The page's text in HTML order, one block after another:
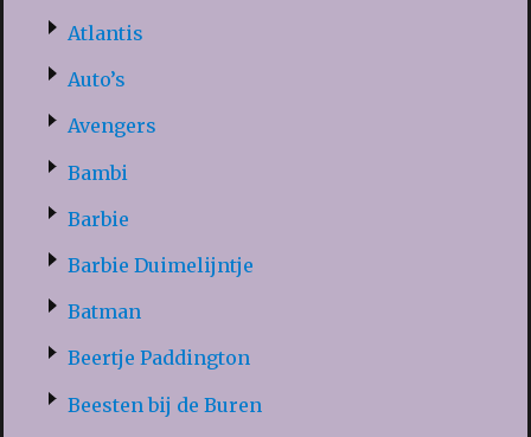
Atlantis
Auto’s
Avengers
Bambi
Barbie
Barbie Duimelijntje
Batman
Beertje Paddington
Beesten bij de Buren